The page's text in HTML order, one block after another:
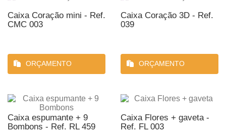
Caixa Coração mini - Ref.
CMC 003
ORÇAMENTO
Caixa Coração 3D - Ref.
039
ORÇAMENTO
Caixa espumante + 9
Bombons - Ref. RL 459
Caixa Flores + gaveta -
Ref. FL 003